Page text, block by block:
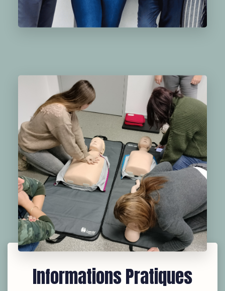
Informations Pratiques